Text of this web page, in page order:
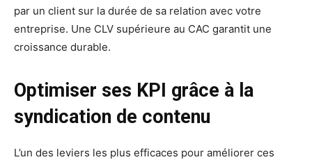
par un client sur la durée de sa relation avec votre
entreprise. Une CLV supérieure au CAC garantit une
croissance durable.
Optimiser ses KPI grâce à la
syndication de contenu
L’un des leviers les plus efficaces pour améliorer ces